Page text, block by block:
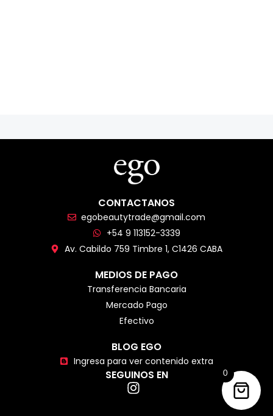
CONTACTANOS
egobeautytrade@gmail.com
+54 9 113152-3339
Av. Cabildo 759 Timbre 1, C1426 CABA
MEDIOS DE PAGO
Transferencia Bancaria
Mercado Pago
Efectivo
BLOG EGO
Ingresa para ver contenido extra
SEGUINOS EN 0